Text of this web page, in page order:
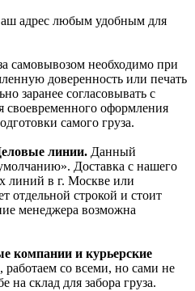
адрес любым удобным для
самовывозом необходимо при
доверенность или печать
заранее согласовывать с
своевременного оформления
самого груза.
линии. Данный
Доставка с нашего
линий в г. Москве или
отдельной строкой и стоит
менеджера возможна
компании и курьерские
работаем со всеми, но сами не
на склад для забора груза.